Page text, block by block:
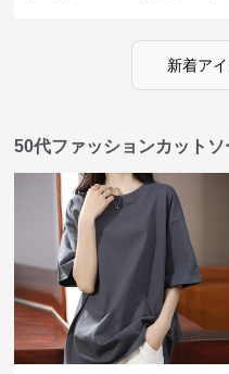
新着ア
50代ファッションカット